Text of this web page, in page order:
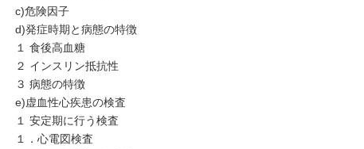
c)危険因子
d)発症時期と病態の特徴
１ 食後高血糖
２ インスリン抵抗性
３ 病態の特徴
e)虚血性心疾患の検査
１ 安定期に行う検査
１．心電図検査